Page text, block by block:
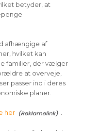
betyder, at
afhængige af
hvilket kan
familier, der vælger
at overveje,
passer ind i deres
planer.
her